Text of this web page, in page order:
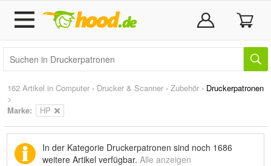
162 Artikel in Computer › Drucker & Scanner › Zubehör › Druckerpatronen
>
Marke: HP
In der Kategorie Druckerpatronen sind noch 1686
weitere Artikel verfügbar. Alle anzeigen